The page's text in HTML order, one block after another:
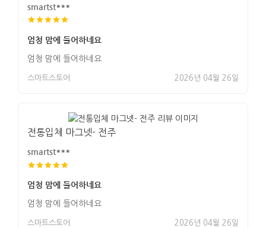
smartst***
엄청 맘에 들어하네요
엄청 맘에 들어하네요
스마트스토어 2026년 04월 26일
전통입체 마그넷- 전주
smartst***
엄청 맘에 들어하네요
엄청 맘에 들어하네요
스마트스토어 2026년 04월 26일